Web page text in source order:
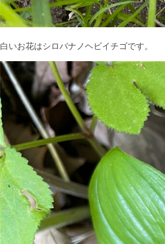
白いお花はシロバナノヘビイチゴです。